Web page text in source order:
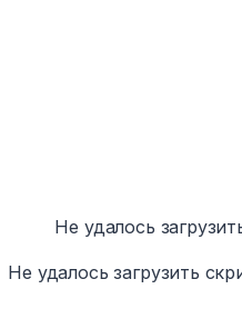
Не удалось
Не удалось загрузить